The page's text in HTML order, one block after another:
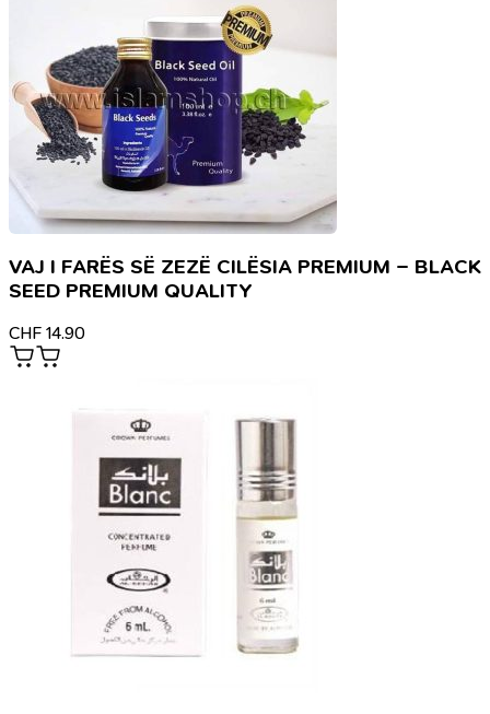
VAJ I FARËS SË ZEZË CILËSIA PREMIUM – BLACK
SEED PREMIUM QUALITY
CHF 14.90